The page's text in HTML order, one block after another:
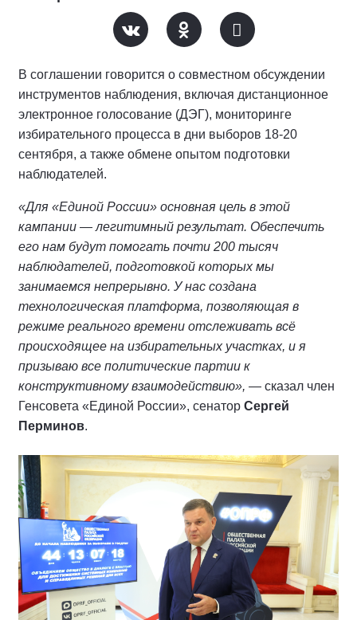
В соглашении говорится о совместном обсуждении
инструментов наблюдения, включая дистанционное
электронное голосование (ДЭГ), мониторинге
избирательного процесса в дни выборов 18-20
сентября, а также обмене опытом подготовки
наблюдателей.
«Для «Единой России» основная цель в этой
кампании — легитимный результат. Обеспечить
его нам будут помогать почти 200 тысяч
наблюдателей, подготовкой которых мы
занимаемся непрерывно. У нас создана
технологическая платформа, позволяющая в
режиме реального времени отслеживать всё
происходящее на избирательных участках, и я
призываю все политические партии к
конструктивному взаимодействию», — сказал член
Генсовета «Единой России», сенатор Сергей
Перминов.